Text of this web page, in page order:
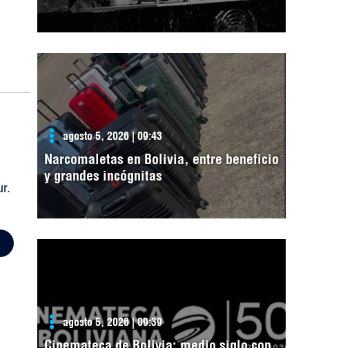
agosto 5, 2026 | 09:43
Narcomaletas en Bolivia, entre beneficio
y grandes incógnitas
agosto 5, 2026 | 09:39